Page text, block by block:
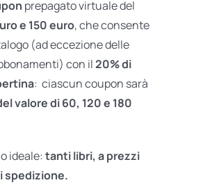
prepagato virtuale del
e 150 euro, che consente
(ad eccezione delle
con il20% di
: ciascun coupon sarà
valore di 60, 120 e 180
ideale: tanti libri, a prezzi
spedizione.